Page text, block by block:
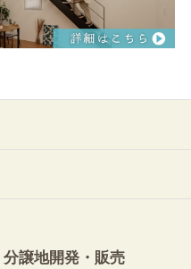
分譲地開発・販売